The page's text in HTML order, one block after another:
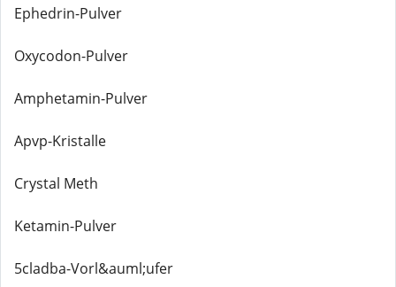
Ephedrin-Pulver
Oxycodon-Pulver
Amphetamin-Pulver
Apvp-Kristalle
Crystal Meth
Ketamin-Pulver
5cladba-Vorl&auml;ufer